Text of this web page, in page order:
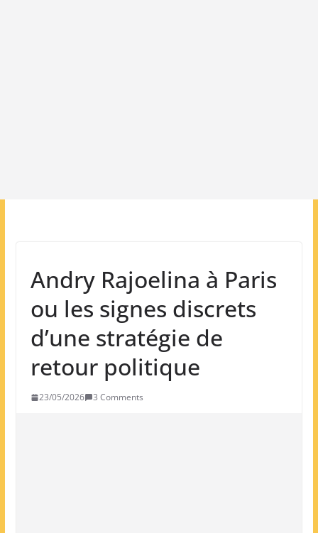
Andry Rajoelina à Paris
ou les signes discrets
d’une stratégie de
retour politique
23/05/2026 3 Comments